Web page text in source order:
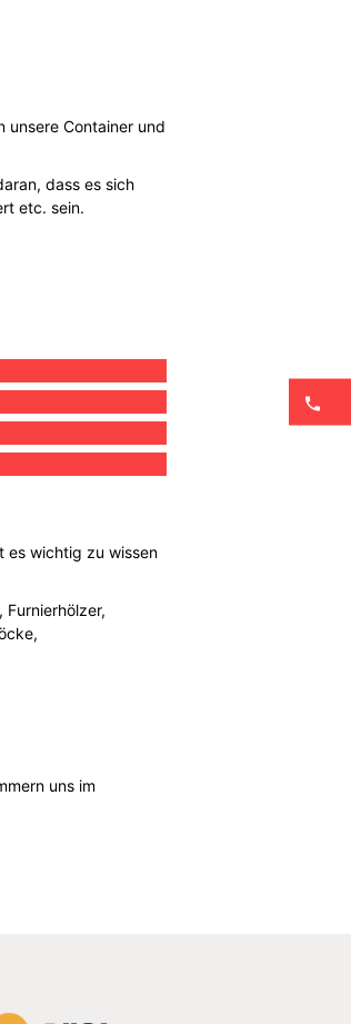
unsere Container und
dass es sich
etc. sein.
es wichtig zu wissen
uns im